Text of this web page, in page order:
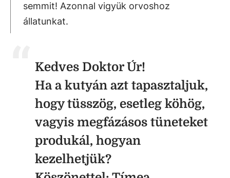
semmit! Azonnal vigyük orvoshoz
állatunkat.
Kedves Doktor Úr!
Ha a kutyán azt tapasztaljuk,
hogy tüsszög, esetleg köhög,
vagyis megfázásos tüneteket
produkál, hogyan
kezelhetjük?